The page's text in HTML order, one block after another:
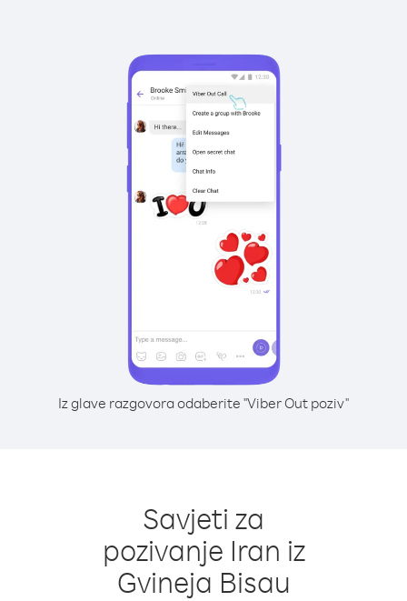
Iz glave razgovora odaberite "Viber Out poziv"
Savjeti za
pozivanje Iran iz
Gvineja Bisau